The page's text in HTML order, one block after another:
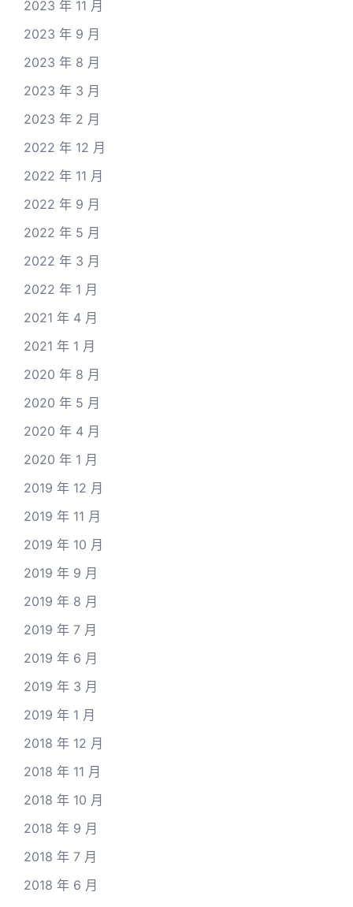
2023 年 11 月
2023 年 9 月
2023 年 8 月
2023 年 3 月
2023 年 2 月
2022 年 12 月
2022 年 11 月
2022 年 9 月
2022 年 5 月
2022 年 3 月
2022 年 1 月
2021 年 4 月
2021 年 1 月
2020 年 8 月
2020 年 5 月
2020 年 4 月
2020 年 1 月
2019 年 12 月
2019 年 11 月
2019 年 10 月
2019 年 9 月
2019 年 8 月
2019 年 7 月
2019 年 6 月
2019 年 3 月
2019 年 1 月
2018 年 12 月
2018 年 11 月
2018 年 10 月
2018 年 9 月
2018 年 7 月
2018 年 6 月